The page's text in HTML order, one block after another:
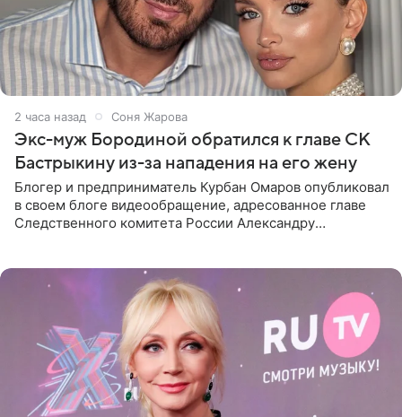
2 часа назад Соня Жарова
Экс-муж Бородиной обратился к главе СК
Бастрыкину из-за нападения на его жену
Блогер и предприниматель Курбан Омаров опубликовал
в своем блоге видеообращение, адресованное главе
Следственного комитета России Александру